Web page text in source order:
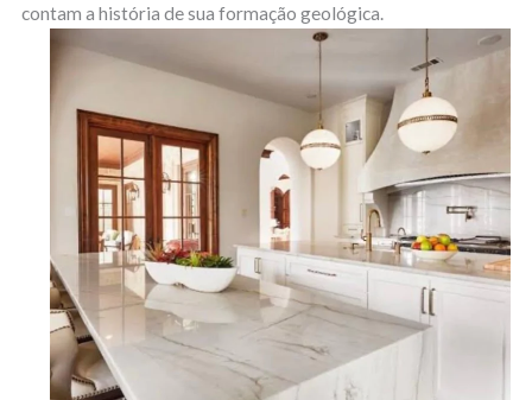
contam a história de sua formação geológica.